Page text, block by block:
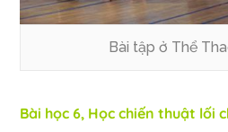
Bài tập ở Thể
Bài học 6, Học chiến thuật lối